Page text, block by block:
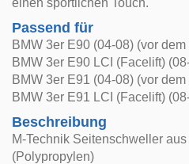
einen sportlichen Touch.
Passend für
BMW 3er E90 (04-08) (vor
BMW 3er E90 LCI (Facelift)
BMW 3er E91 (04-08) (vor
BMW 3er E91 LCI (Facelift)
Beschreibung
M-Technik Seitenschweller
(Polypropylen)